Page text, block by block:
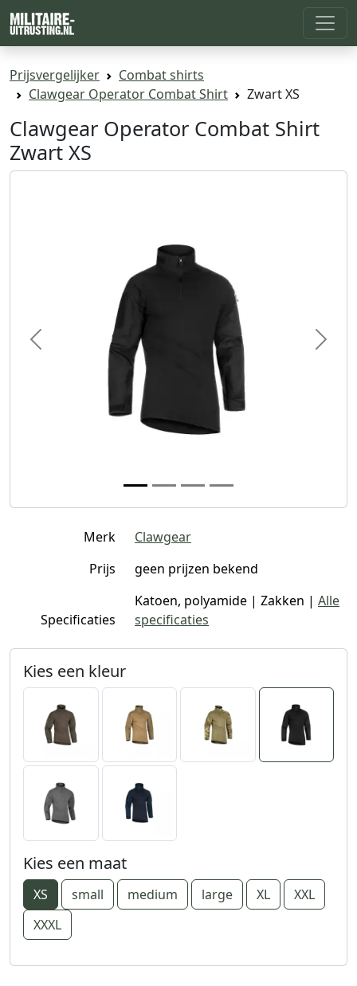
Prijsvergelijker
Combat shirts
Clawgear Operator Combat Shirt
Zwart XS
Clawgear Operator Combat Shirt
Zwart XS
Previous Next
Merk
Clawgear
Prijs
geen prijzen bekend
Specificaties
Katoen, polyamide | Zakken | Alle
specificaties
Kies een kleur
Kies een maat
XS small medium large XL
XXL
XXXL